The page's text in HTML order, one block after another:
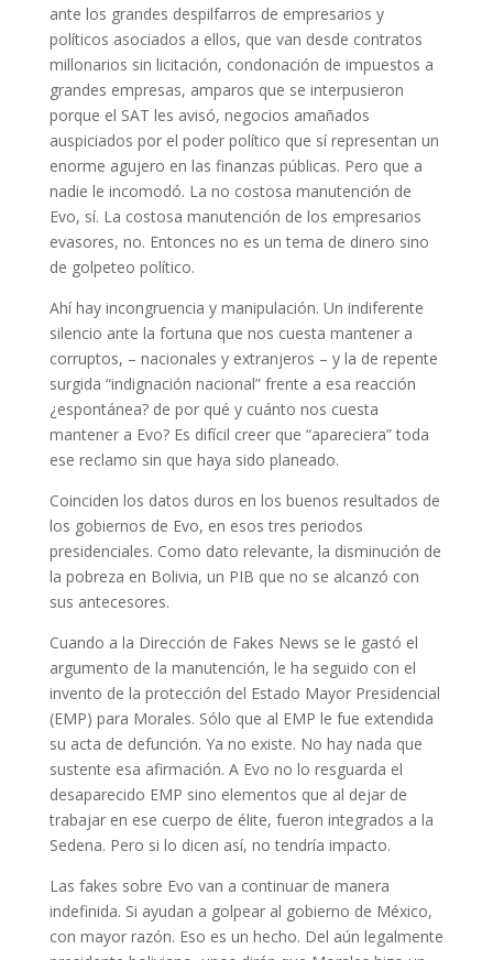
ante los grandes despilfarros de empresarios y
políticos asociados a ellos, que van desde contratos
millonarios sin licitación, condonación de impuestos a
grandes empresas, amparos que se interpusieron
porque el SAT les avisó, negocios amañados
auspiciados por el poder político que sí representan un
enorme agujero en las finanzas públicas. Pero que a
nadie le incomodó. La no costosa manutención de
Evo, sí. La costosa manutención de los empresarios
evasores, no. Entonces no es un tema de dinero sino
de golpeteo político.
Ahí hay incongruencia y manipulación. Un indiferente
silencio ante la fortuna que nos cuesta mantener a
corruptos, – nacionales y extranjeros – y la de repente
surgida “indignación nacional” frente a esa reacción
¿espontánea? de por qué y cuánto nos cuesta
mantener a Evo? Es difícil creer que “apareciera” toda
ese reclamo sin que haya sido planeado.
Coinciden los datos duros en los buenos resultados de
los gobiernos de Evo, en esos tres periodos
presidenciales. Como dato relevante, la disminución de
la pobreza en Bolivia, un PIB que no se alcanzó con
sus antecesores.
Cuando a la Dirección de Fakes News se le gastó el
argumento de la manutención, le ha seguido con el
invento de la protección del Estado Mayor Presidencial
(EMP) para Morales. Sólo que al EMP le fue extendida
su acta de defunción. Ya no existe. No hay nada que
sustente esa afirmación. A Evo no lo resguarda el
desaparecido EMP sino elementos que al dejar de
trabajar en ese cuerpo de élite, fueron integrados a la
Sedena. Pero si lo dicen así, no tendría impacto.
Las fakes sobre Evo van a continuar de manera
indefinida. Si ayudan a golpear al gobierno de México,
con mayor razón. Eso es un hecho. Del aún legalmente